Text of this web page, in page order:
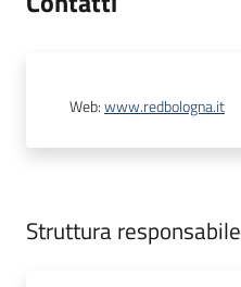
Web:www.redbologna.it
Struttura responsabile